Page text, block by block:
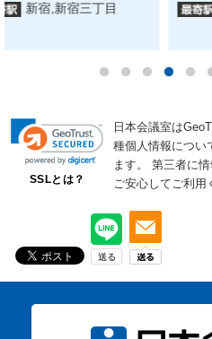
新宿駅
SSLとは？
日本会議室は
種個人情報につい
ます。
第三者に情
ご安心してご利用